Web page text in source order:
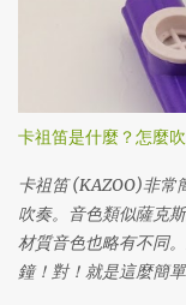
卡祖笛是什麼？怎麼
卡祖笛 (KAZOO)非常
吹奏。音色類似薩克
材質音色也略有不同
鐘！對！就是這麼簡單